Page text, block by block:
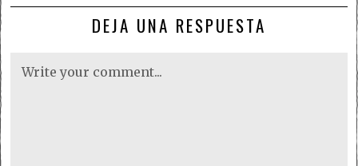
DEJA UNA RESPUESTA